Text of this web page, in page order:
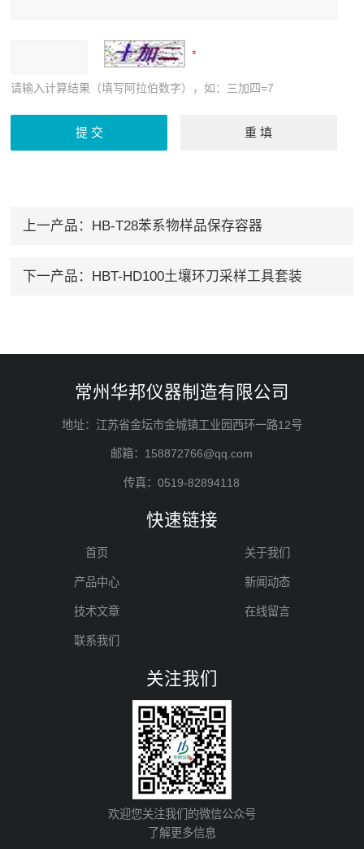
请输入计算结果（填写阿拉伯数字），如：三加四=7
上一产品： HB-T28苯系物样品保存容器
下一产品： HBT-HD100土壤环刀采样工具套装
常州华邦仪器制造有限公司
地址：江苏省金坛市金城镇工业园西环一路12号
邮箱：158872766@qq.com
传真：0519-82894118
快速链接
首页 关于我们
产品中心 新闻动态
技术文章 在线留言
联系我们
关注我们
欢迎您关注我们的微信公众号
了解更多信息